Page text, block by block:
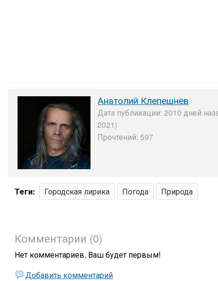
Анатолий Клепешнёв
Дата публикации: 2010 дней
2021)
Прочтений: 597
Теги: Городская лирика Погода Природа
Комментарии (0)
Нет комментариев. Ваш будет первым!
Добавить комментарий